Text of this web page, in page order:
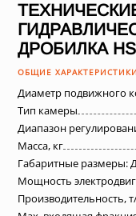
ДРОБИЛКА
ОБЩИЕ ХАРАКТЕРИСТИКИ
Диаметр подвижного
Тип камеры
Диапазон
Масса, кг
Габаритные размеры:
Мощность
Производительность,